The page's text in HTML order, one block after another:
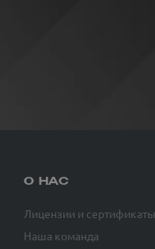
О НАС
Лицензии и сертификаты
Наша команда